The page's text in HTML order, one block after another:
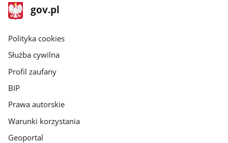
stopka
gov.pl
Strona
gov.pl
gov.pl
Polityka cookies
Służba cywilna
Profil zaufany
BIP
Prawa autorskie
Warunki korzystania
Geoportal